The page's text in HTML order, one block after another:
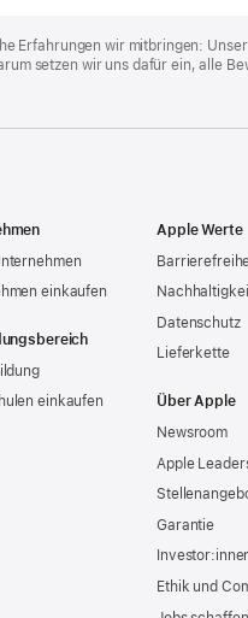
Erfahrungen wir mitbringen:
setzen wir uns dafür ein, alle
einkaufen
einkaufen
Apple Werte
Datenschutz
Lieferkette
Über Apple
Newsroom
Apple
Garantie
Ethik und